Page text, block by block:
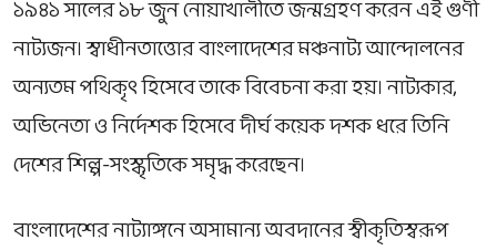
১৯৪১ সালের ১৮ জুন নোয়াখালীতে জন্মগ্রহণ করেন এই গুণী
নাট্যজন। স্বাধীনতাত্তোর বাংলাদেশের মঞ্চনাট্য আন্দোলনের
অন্যতম পথিকৃৎ হিসেবে তাকে বিবেচনা করা হয়। নাট্যকার,
অভিনেতা ও নির্দেশক হিসেবে দীর্ঘ কয়েক দশক ধরে তিনি
দেশের শিল্প-সংস্কৃতিকে সমৃদ্ধ করেছেন।
বাংলাদেশের নাট্যাঙ্গনে অসামান্য অবদানের স্বীকৃতিস্বরূপ